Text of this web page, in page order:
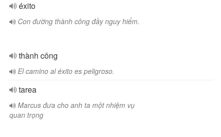
éxito
Con đường thành công đầy nguy hiểm.
thành công
El camino al éxito es peligroso.
tarea
Marcus đưa cho anh ta một nhiệm vụ
quan trọng